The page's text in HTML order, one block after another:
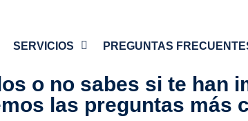
SERVICIOS PREGUNTAS
o no sabes si te han
las preguntas más